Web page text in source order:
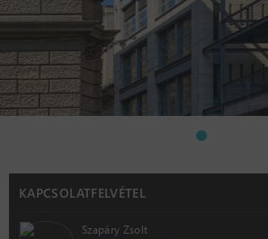
KAPCSOLATFELVÉTEL
Szapáry Zsolt